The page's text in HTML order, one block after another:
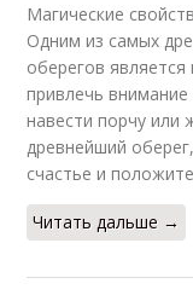
Магические
Одним из самых
оберегов
привлечь внимание
навести порчу или
древнейший
счастье и
Читать дальше →